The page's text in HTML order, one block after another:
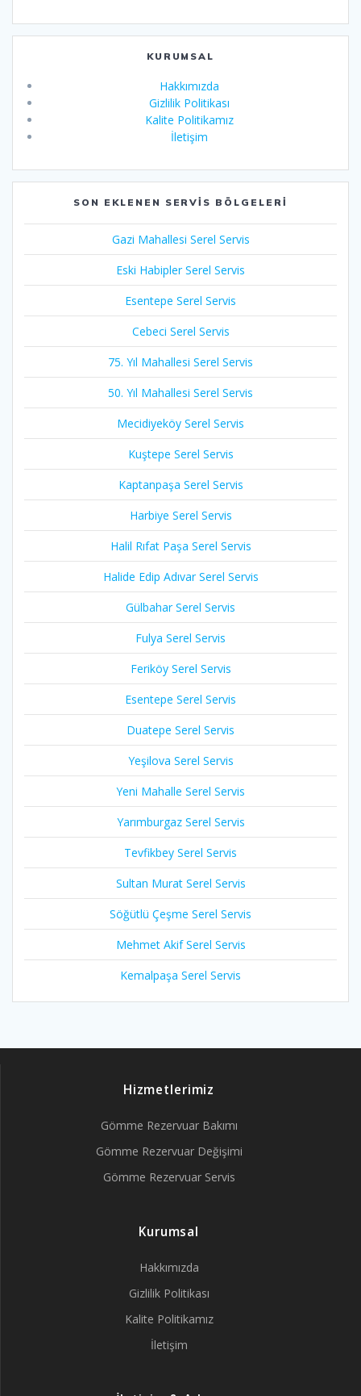
KURUMSAL
Hakkımızda
Gizlilik Politikası
Kalite Politikamız
İletişim
SON EKLENEN SERVIS BÖLGELERI
Gazi Mahallesi Serel Servis
Eski Habipler Serel Servis
Esentepe Serel Servis
Cebeci Serel Servis
75. Yıl Mahallesi Serel Servis
50. Yıl Mahallesi Serel Servis
Mecidiyeköy Serel Servis
Kuştepe Serel Servis
Kaptanpaşa Serel Servis
Harbiye Serel Servis
Halil Rıfat Paşa Serel Servis
Halide Edip Adıvar Serel Servis
Gülbahar Serel Servis
Fulya Serel Servis
Feriköy Serel Servis
Esentepe Serel Servis
Duatepe Serel Servis
Yeşilova Serel Servis
Yeni Mahalle Serel Servis
Yarımburgaz Serel Servis
Tevfikbey Serel Servis
Sultan Murat Serel Servis
Söğütlü Çeşme Serel Servis
Mehmet Akif Serel Servis
Kemalpaşa Serel Servis
Hizmetlerimiz
Gömme Rezervuar Bakımı
Gömme Rezervuar Değişimi
Gömme Rezervuar Servis
Kurumsal
Hakkımızda
Gizlilik Politikası
Kalite Politikamız
İletişim